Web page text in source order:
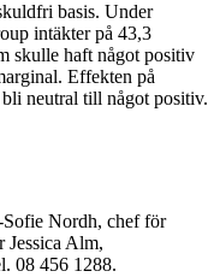
basis. Under
intäkter på 43,3
skulle haft något positiv
Effekten på
neutral till något positiv.
Nordh, chef för
Jessica Alm,
08 456 1288.